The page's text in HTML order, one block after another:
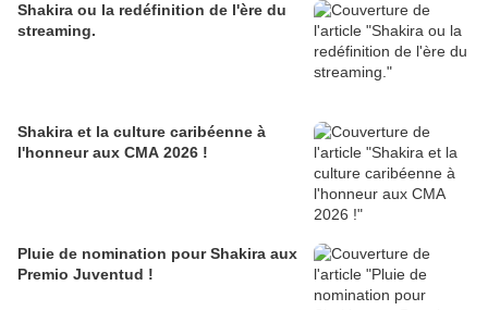
Shakira ou la redéfinition de l'ère du
streaming.
Shakira et la culture caribéenne à
l'honneur aux CMA 2026 !
Pluie de nomination pour Shakira aux
Premio Juventud !